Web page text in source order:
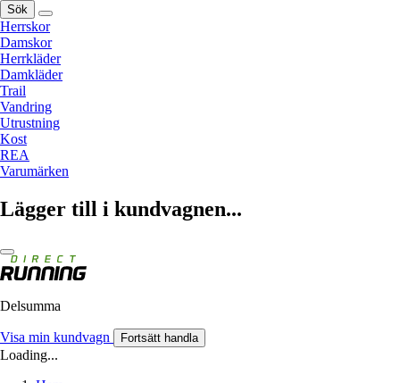
Sök
Herrskor
Damskor
Herrkläder
Damkläder
Trail
Vandring
Utrustning
Kost
REA
Varumärken
Lägger till i kundvagnen...
Delsumma
Visa min kundvagn Fortsätt handla
Loading...